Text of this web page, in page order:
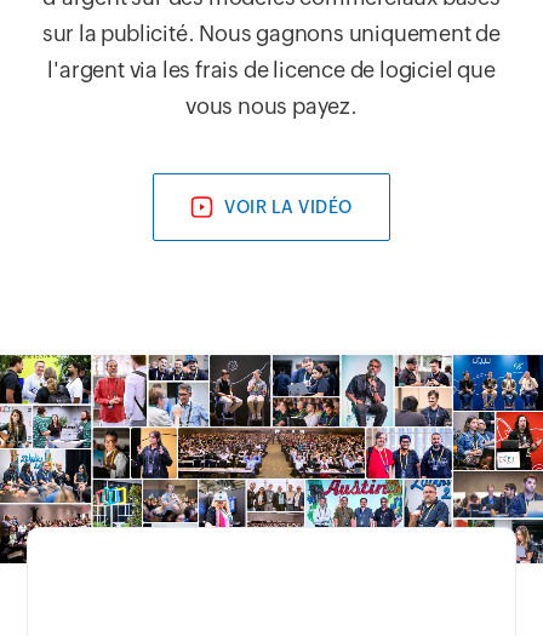
sur la publicité. Nous gagnons uniquement de
l'argent via les frais de licence de logiciel que
vous nous payez.
VOIR LA VIDÉO